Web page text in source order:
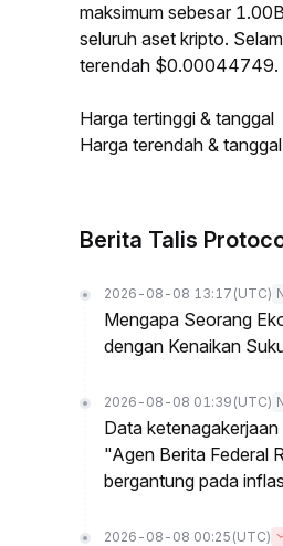
maksimum sebesar
seluruh aset kripto.
terendah $0.00044749.
Harga tertinggi & tanggal
Harga terendah & tanggal
Berita Talis
2026-08-08 13:17 (UTC)
Mengapa Seorang
dengan Kenaikan
2026-08-08 01:39 (UTC)
Data
"Agen Berita Federal
bergantung pada
2026-08-08 00:25 (UTC)